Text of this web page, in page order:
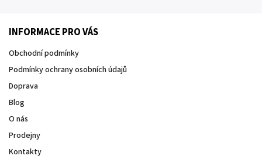
INFORMACE PRO VÁS
Obchodní podmínky
Podmínky ochrany osobních údajů
Doprava
Blog
O nás
Prodejny
Kontakty